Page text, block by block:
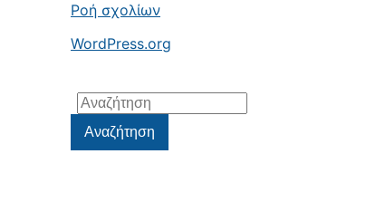
Ροή σχολίων
WordPress.org
Αναζήτηση
για:Αναζήτηση